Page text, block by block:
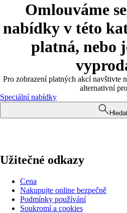
Omlouváme
nabídky v této
platná, nebo
Pro zobrazení platných akcí navštivte
alternativní
Speciální nabídky
Užitečné odkazy
Cena
Nakupujte online bezpečně
Podmínky používání
Soukromí a cookies